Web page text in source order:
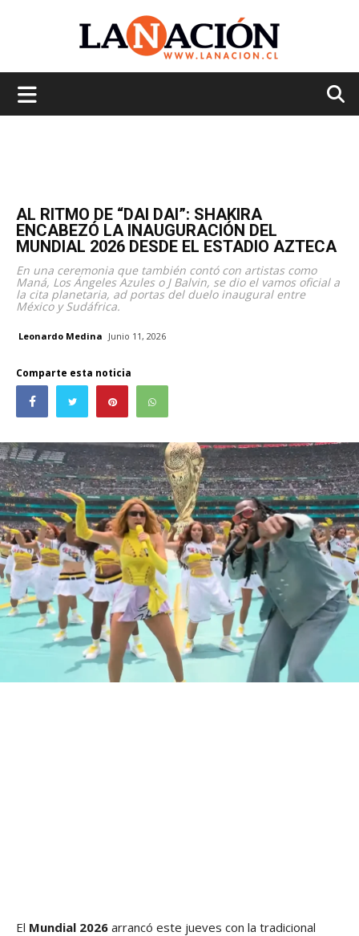
AL RITMO DE “DAI DAI”: SHAKIRA
ENCABEZÓ LA INAUGURACIÓN DEL
MUNDIAL 2026 DESDE EL ESTADIO AZTECA
En una ceremonia que también contó con artistas como
Maná, Los Ángeles Azules o J Balvin, se dio el vamos oficial a
la cita planetaria, ad portas del duelo inaugural entre
México y Sudáfrica.
Leonardo Medina Junio 11, 2026
Comparte esta noticia
El Mundial 2026 arrancó este jueves con la tradicional